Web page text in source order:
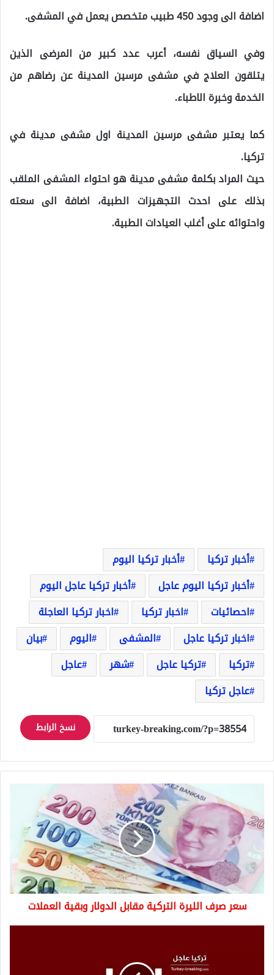
اضافة الى وجود 450 طبيب متخصص يعمل في المشفى.
وفي السياق نفسه، أعرب عدد كبير من المرضى الذين
يتلقون العلاج في مشفى مرسين المدينة عن رضاهم من
الخدمة وخبرة الاطباء.
كما يعتبر مشفى مرسين المدينة اول مشفى مدينة في
تركيا.
حيث المراد بكلمة مشفى مدينة هو احتواء المشفى الملقب
بذلك على احدث التجهيزات الطبية، اضافة الى سعته
واحتوائه على أغلب العيادات الطبية.
أخبار تركيا
أخبار تركيا اليوم
أخبار تركيا اليوم عاجل
أخبار تركيا عاجل اليوم
احصائيات
اخبار تركيا
اخبار تركيا العاجلة
اخبار تركيا عاجل
المشفى اليوم
بيان
تركيا
تركيا عاجل شهر
عاجل
عاجل تركيا
نسخ الرابط
الليرة
التركية
مقابل
الدولار
وبقية
العملات
سعر صرف الليرة التركية مقابل الدولار وبقية العملات